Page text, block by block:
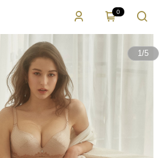
0
1/5